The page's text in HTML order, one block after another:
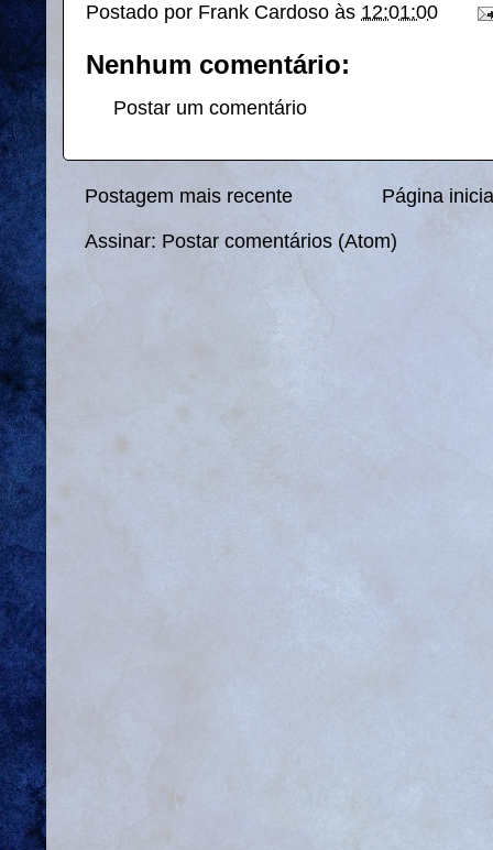
Postado por Frank Cardoso às 12:01:00
Nenhum comentário:
Postar um comentário
Postagem mais recente Página
Assinar: Postar comentários (Atom)